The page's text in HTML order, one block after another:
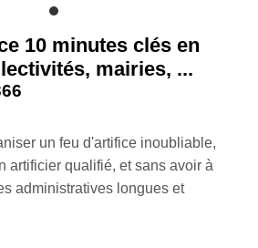
10 minutes clés en
mairies, ...
un feu d'artifice inoubliable,
artificier qualifié, et sans avoir à
administratives longues et